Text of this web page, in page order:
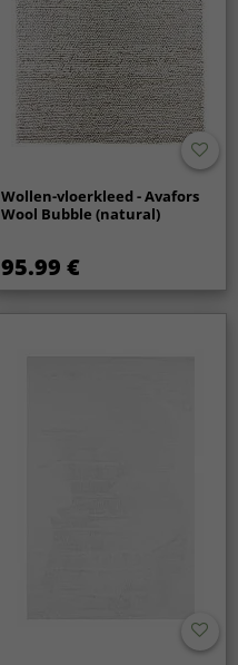
Wollen-vloerkleed - Avafors
Wool Bubble (natural)
95.99 €